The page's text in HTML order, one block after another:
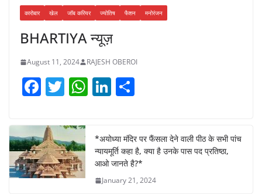
कारोबार खेल जॉब करियर ज्योतिष फैशन मनोरंजन
BHARTIYA न्यूज़
August 11, 2024 RAJESH OBEROI
F
c
e
b
o
T
itt
er
W
s
A
p
Li
e
dI
n
e
*अयोध्या मंदिर पर फैंसला देने वाली पीठ के सभी पांच
न्यायमूर्ति कहा है, क्या है उनके पास पद प्रतिष्ठा,
आओ जानते है?*
January 21, 2024